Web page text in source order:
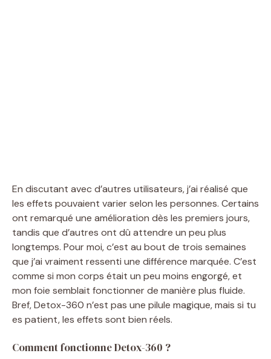
En discutant avec d’autres utilisateurs, j’ai réalisé que
les effets pouvaient varier selon les personnes. Certains
ont remarqué une amélioration dès les premiers jours,
tandis que d’autres ont dû attendre un peu plus
longtemps. Pour moi, c’est au bout de trois semaines
que j’ai vraiment ressenti une différence marquée. C’est
comme si mon corps était un peu moins engorgé, et
mon foie semblait fonctionner de manière plus fluide.
Bref, Detox-360 n’est pas une pilule magique, mais si tu
es patient, les effets sont bien réels.
Comment fonctionne Detox-360 ?